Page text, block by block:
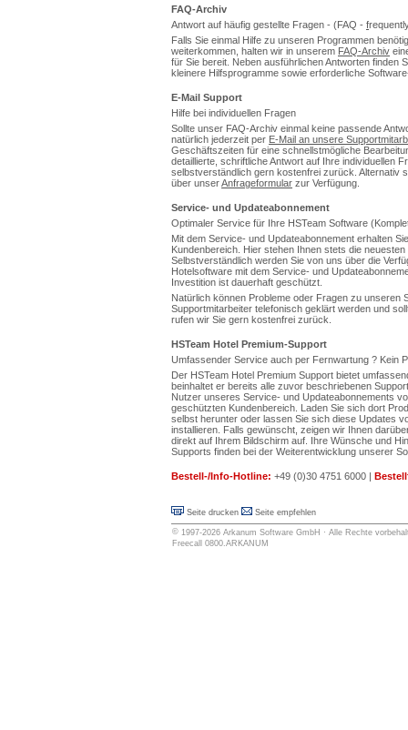
FAQ-Archiv
Antwort auf häufig gestellte Fragen - (FAQ - f
Falls Sie einmal Hilfe zu unseren Programmen
weiterkommen, halten wir in unserem FAQ-Archiv
für Sie bereit. Neben ausführlichen Antworten finden
kleinere Hilfsprogramme sowie erforderliche
E-Mail Support
Hilfe bei individuellen Fragen
Sollte unser FAQ-Archiv einmal keine passende
natürlich jederzeit per E-Mail an unsere
Geschäftszeiten für eine schnellstmögliche
detaillierte, schriftliche Antwort auf Ihre individuellen
selbstverständlich gern kostenfrei zurück. Alternativ
über unserAnfrageformular zur Verfügung.
Service- und Updateabonnement
Optimaler Service für Ihre HSTeam Software
Mit dem Service- und Updateabonnement erhalten
Kundenbereich. Hier stehen Ihnen stets die
Selbstverständlich werden Sie von uns über die
Hotelsoftware mit dem Service- und
Investition ist dauerhaft geschützt.
Natürlich können Probleme oder Fragen zu unseren
Supportmitarbeiter telefonisch geklärt werden und
rufen wir Sie gern kostenfrei zurück.
HSTeam Hotel Premium-Support
Umfassender Service auch per Fernwartung ? Kein
Der HSTeam Hotel Premium Support bietet
beinhaltet er bereits alle zuvor beschriebenen
Nutzer unseres Service- und Updateabonnements
geschützten Kundenbereich. Laden Sie sich dort
selbst herunter oder lassen Sie sich diese Updates
installieren. Falls gewünscht, zeigen wir Ihnen
direkt auf Ihrem Bildschirm auf. Ihre Wünsche und
Supports finden bei der Weiterentwicklung unserer
Bestell-/Info-Hotline: +49 (0)30 4751 6000 |
Seite drucken Seite empfehlen
© 1997-2026 Arkanum Software GmbH · Alle Rechte
Freecall 0800.ARKANUM